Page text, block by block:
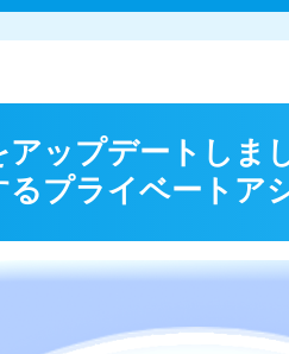
アップデートしま
プライベートア